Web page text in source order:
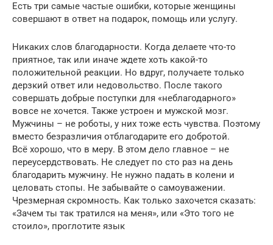
Есть три самые частые ошибки, которые женщины
совершают в ответ на подарок, помощь или услугу.
Никаких слов благодарности. Когда делаете что-то
приятное, так или иначе ждете хоть какой-то
положительной реакции. Но вдруг, получаете только
дерзкий ответ или недовольство. После такого
совершать добрые поступки для «неблагодарного»
вовсе не хочется. Также устроен и мужской мозг.
Мужчины – не роботы, у них тоже есть чувства. Поэтому
вместо безразличия отблагодарите его добротой.
Всё хорошо, что в меру. В этом дело главное – не
переусердствовать. Не следует по сто раз на день
благодарить мужчину. Не нужно падать в колени и
целовать стопы. Не забывайте о самоуважении.
Чрезмерная скромность. Как только захочется сказать:
«Зачем ты так тратился на меня», или «Это того не
стоило», проглотите язык